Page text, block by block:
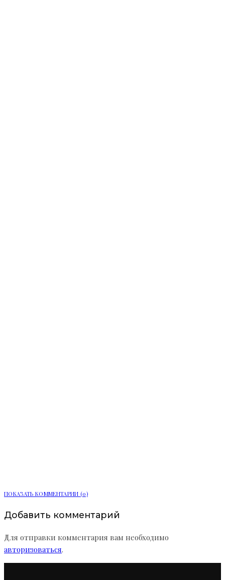
ПОКАЗАТЬ КОММЕНТАРИИ (0)
Добавить комментарий
Для отправки комментария вам необходимо
авторизоваться.